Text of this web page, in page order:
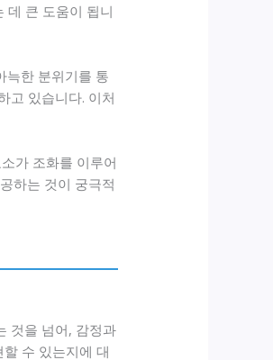
데 큰 도움이 됩니
늑한 분위기를 통
고 있습니다. 이처
가 조화를 이루어
하는 것이 궁극적
것을 넘어, 감정과
수 있는지에 대